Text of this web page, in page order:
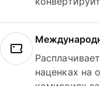
наценках на